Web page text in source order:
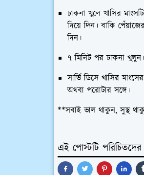
ঢাকনা খুলে খাসির
দিয়ে দিন। বাকি
দিন।
৭ মিনিট পর ঢাকনা
সার্ভি ডিসে খাসির
অথবা পরোটার সঙ্গে।
**সবাই ভাল থাকুন, সুস্থ
এই পোস্টটি